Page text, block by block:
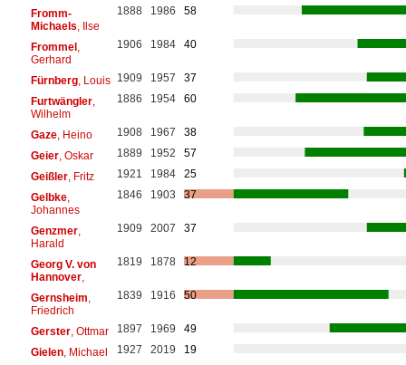
Fromm-
Michaels , Ilse
1888 1986 58
Frommel,
Gerhard
1906 1984 40
Fürnberg, Louis 1909 1957
37
Furtwängler,
Wilhelm
1886 1954 60
Gaze, Heino 1908 1967
38
Geier, Oskar 1889 1952
57
Geißler, Fritz 1921 1984
25
Gelbke,
Johannes
1846 1903 37
Genzmer,
Harald
1909 2007 37
Georg V. von
Hannover,
1819 1878 12
Gernsheim
Friedrich
1839 1916 50
Gerster, Ottmar 1897 1969
49
Gielen, Michael 1927 2019
19